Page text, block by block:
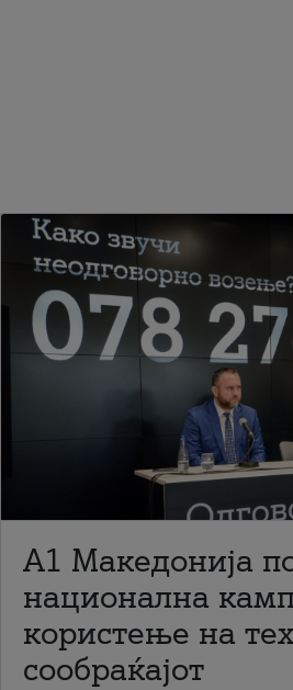
A1 Македонија
национална
користење на
сообраќајот